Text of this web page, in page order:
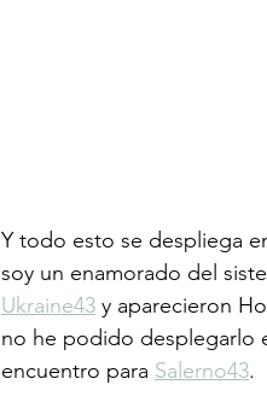
Y todo esto se despliega
soy un enamorado del
Ukraine43 y aparecieron
no he podido desplegarlo
encuentro para Salerno43.